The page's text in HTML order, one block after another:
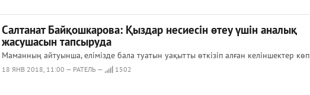
Салтанат Байқошкарова: Қыздар несиесін өтеу үшін аналық
жасушасын тапсыруда
Маманның айтуынша, елімізде бала туатын уақытты өткізіп алған келіншектер көп
18 ЯНВ 2018, 11:00 — РАТЕЛЬ — 1502